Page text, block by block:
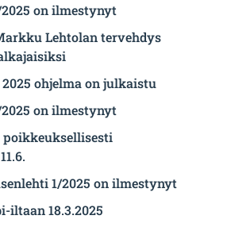
on ilmestynyt
Lehtolan tervehdys
ohjelma on julkaistu
on ilmestynyt
1/2025 on ilmestynyt
iltaan 18.3.2025